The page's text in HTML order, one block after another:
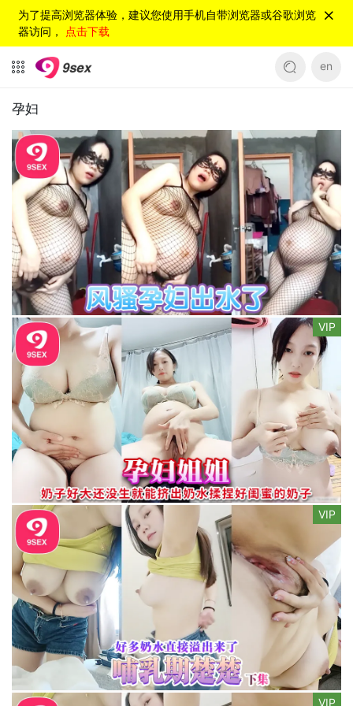
为了提高浏览器体验，建议您使用手机自带浏览器或谷歌浏览
器访问， 点击下载
en
孕妇
VIP
VIP
VIP